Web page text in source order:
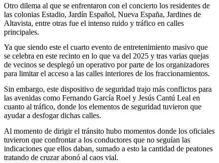
Otro dilema al que se enfrentaron con el concierto los residentes de
las colonias Estadio, Jardín Español, Nueva España, Jardines de
Altavista, entre otras fue el intenso ruido y tráfico en calles
principales.
Ya que siendo este el cuarto evento de entretenimiento masivo que
se celebra en este recinto en lo que va del 2025 y tras varias quejas
de vecinos se desplegó un operativo por parte de los organizadores
para limitar el acceso a las calles interiores de los fraccionamientos.
Sin embargo, este dispositivo de seguridad trajo más conflictos para
las avenidas como Fernando García Roel y Jesús Cantú Leal en
cuanto al tráfico, donde los elementos de seguridad tuvieron que
ayudar a desfogar dichas calles.
Al momento de dirigir el tránsito hubo momentos donde los oficiales
tuvieron que confrontar a los conductores que no seguían las
indicaciones que ellos daban, sumado a esto la cantidad de peatones
tratando de cruzar abonó al caos vial.